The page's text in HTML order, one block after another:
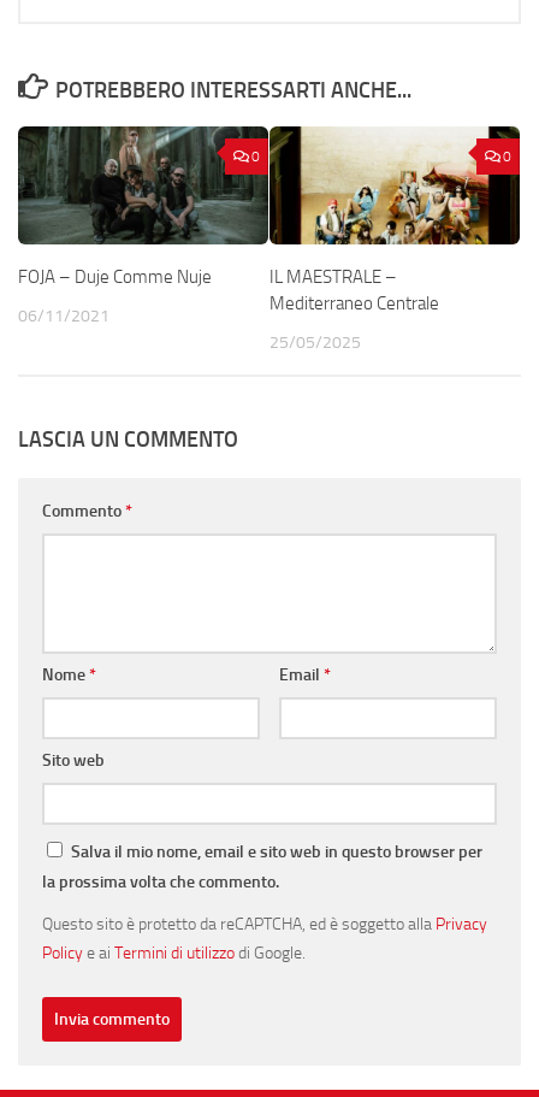
POTREBBERO INTERESSARTI ANCHE...
0
FOJA – Duje Comme Nuje
06/11/2021
0
IL MAESTRALE –
Mediterraneo Centrale
25/05/2025
LASCIA UN COMMENTO
Commento*
Nome* Email *
Sito web
Salva il mio nome, email e sito web in questo browser per
la prossima volta che commento.
Questo sito è protetto da reCAPTCHA, ed è soggetto alla Privacy
Policye ai Termini di utilizzodi Google.